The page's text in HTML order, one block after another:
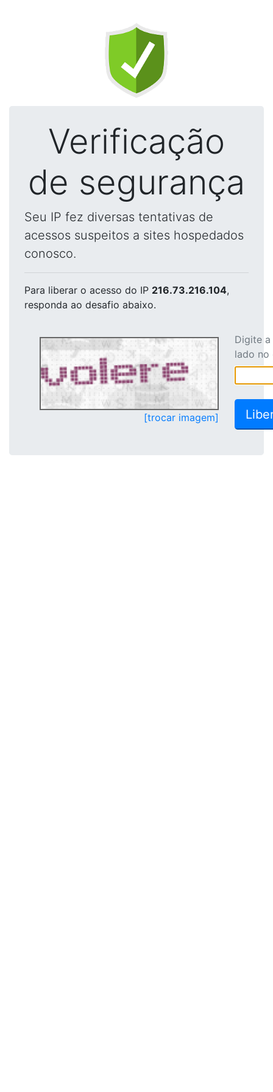
Verificação
de segurança
Seu IP fez diversas tentativas de
acessos suspeitos a sites hospedados
conosco.
Para liberar o acesso do IP 216.73.216.104,
responda ao desafio abaixo.
[trocar imagem]
Digite
lado no